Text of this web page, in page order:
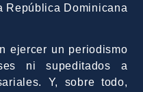
República Dominicana
ejercer un periodismo
ni supeditados a
Y, sobre todo,